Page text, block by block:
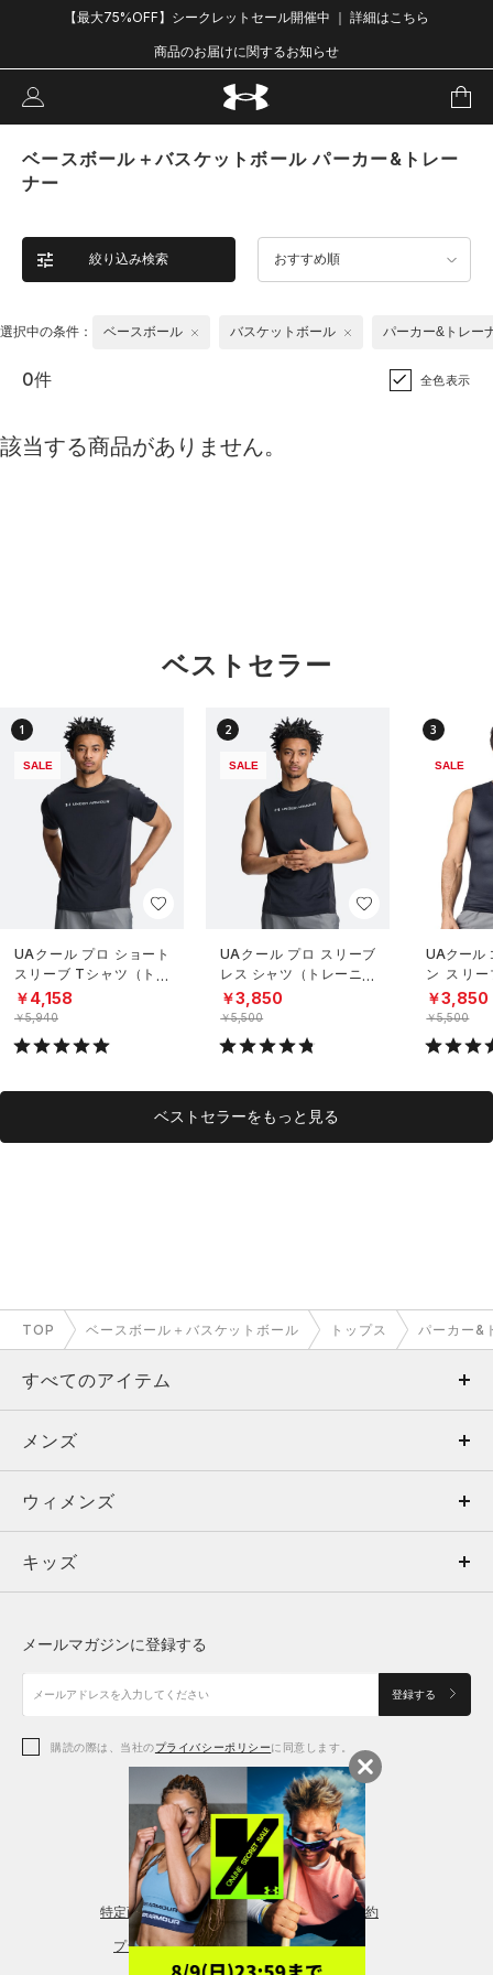
【最大75%OFF】シークレットセール開催中 ｜ 詳細はこちら
商品のお届けに関するお知らせ
ベースボール＋バスケットボール パーカー&トレー
ナー
絞り込み検索 おすすめ順
選択中の条件： ベースボール バスケットボール パーカー&トレー
0件 全色表示
該当する商品がありません。
ベストセラー
1
SALE
UAクール プロ ショート
スリーブ Tシャツ（トレ
ーニング/MEN）
￥4,158
￥5,940
2
SALE
UAクール プロ スリーブ
レス シャツ（トレーニン
グ/MEN）
￥3,850
￥5,500
3
SALE
UAクール
ン スリ
（トレー
￥3,850
￥5,500
ベストセラーをもっと見る
TOP ベースボール＋バスケットボール トップス パーカー&
すべてのアイテム
メンズ
ウィメンズ
キッズ
アクセサリー
メンズ
トップス
ボトムス
アクセサリー
ウィメンズ
トップス
シューズ
アクセサリー
レギンス＆タイツ
キッズ
シューズ
メールマガジンに登録する
登録する
購読の際は、当社のプライバシーポリシーに同意します。
特定商取引法に基づく通販の表記 会員規約
プライバシーポリシー